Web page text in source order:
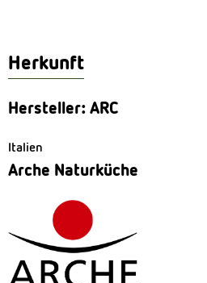
Herkunft
Hersteller: ARC
Italien
Arche Naturküche